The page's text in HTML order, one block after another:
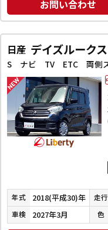
お問い合わせ
日産 デイズルークス
年式 2018(平成30)年 走行
車検 2027年3月 色